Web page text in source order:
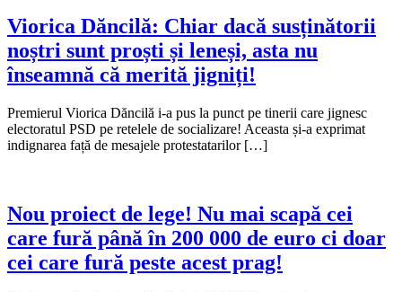
Viorica Dăncilă: Chiar dacă susținătorii
noștri sunt proști și leneși, asta nu
înseamnă că merită jigniți!
Premierul Viorica Dăncilă i-a pus la punct pe tinerii care jignesc
electoratul PSD pe retelele de socializare! Aceasta și-a exprimat
indignarea față de mesajele protestatarilor […]
Nou proiect de lege! Nu mai scapă cei
care fură până în 200 000 de euro ci doar
cei care fură peste acest prag!